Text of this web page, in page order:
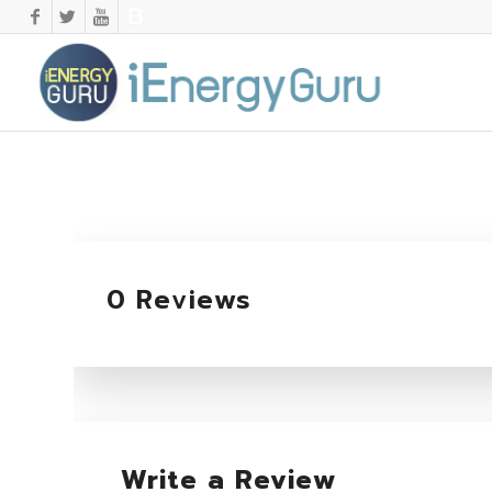
0 Reviews
Write a Review